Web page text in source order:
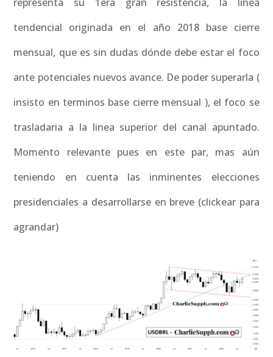
tendencial originada en el año 2018 base cierre
mensual, que es sin dudas dónde debe estar el foco
ante potenciales nuevos avance. De poder superarla (
insisto en terminos base cierre mensual ), el foco se
trasladaria a la linea superior del canal apuntado.
Momento relevante pues en este par, mas aún
teniendo en cuenta las inminentes elecciones
presidenciales a desarrollarse en breve (clickear para
agrandar)